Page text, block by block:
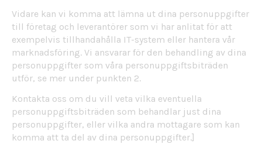
Vidare kan vi komma att lämna ut dina personuppgifter
till företag och leverantörer som vi har anlitat för att
exempelvis tillhandahålla IT-system eller hantera vår
marknadsföring. Vi ansvarar för den behandling av dina
personuppgifter som våra personuppgiftsbiträden
utför, se mer under punkten 2.
Kontakta oss om du vill veta vilka eventuella
personuppgiftsbiträden som behandlar just dina
personuppgifter, eller vilka andra mottagare som kan
komma att ta del av dina personuppgifter.]